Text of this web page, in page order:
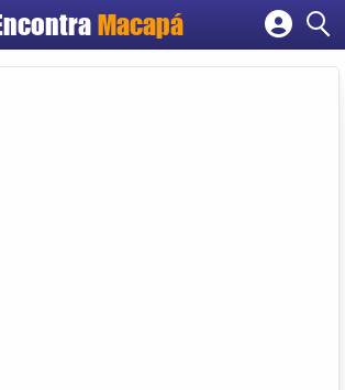
Macapá
Cadastrar empresa